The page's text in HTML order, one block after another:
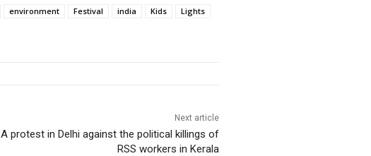
environment Festival india Kids
Lights
Next article
A protest in Delhi against the political killings of
RSS workers in Kerala